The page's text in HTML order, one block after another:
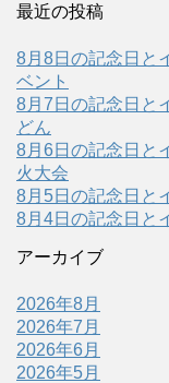
最近の投稿
8月8日の記念日と
ベント
8月7日の記念日と
どん
8月6日の記念日と
火大会
8月5日の記念日と
8月4日の記念日と
アーカイブ
2026年8月
2026年7月
2026年6月
2026年5月